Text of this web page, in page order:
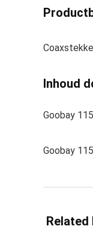
Inhoud
Goobay
Goobay